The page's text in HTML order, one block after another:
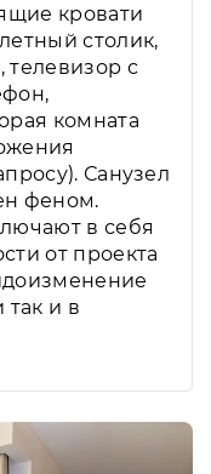
кровати
столик,
с
комната
Санузел
феном.
в себя
от проекта
так и в